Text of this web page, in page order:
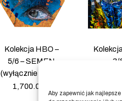
Aby zapewnić jak
Kolekcja HBO –
5/6 – SEMEN
(wyłącznie giclee)
1,700.00
3/6